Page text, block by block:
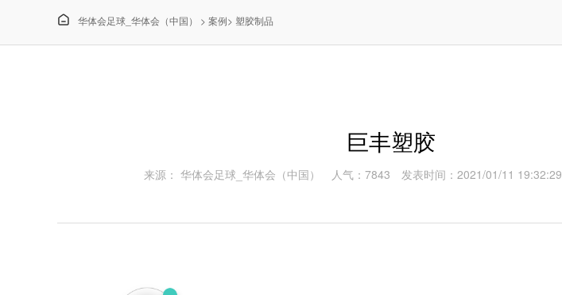
 华体会足球_华体会（中国） > 案例> 塑胶制品
巨丰塑胶
来源： 华体会足球_华体会（中国） 人气：7843 发表时间：2021/01/11 19:32:29